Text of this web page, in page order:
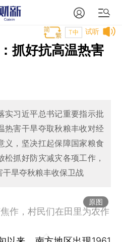
试听
T中
抓好抗高温热害
实习近平总书记重要指示批
热害干旱夺取秋粮丰收对经
义，坚决扛起保障国家粮食
抓好防灾减灾各项工作，
旱夺秋粮丰收保卫战
原图
作，村民们在田里为农作